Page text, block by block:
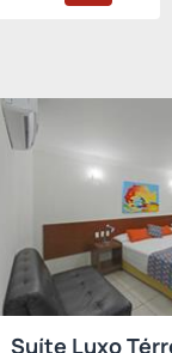
Suíte Luxo